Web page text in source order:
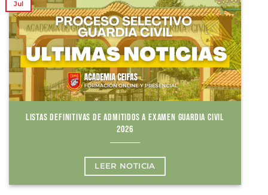
LISTAS DEFINITIVAS DE ADMITIDOS A EXAMEN GUARDIA CIVIL
2026
LEER NOTICIA
Jul